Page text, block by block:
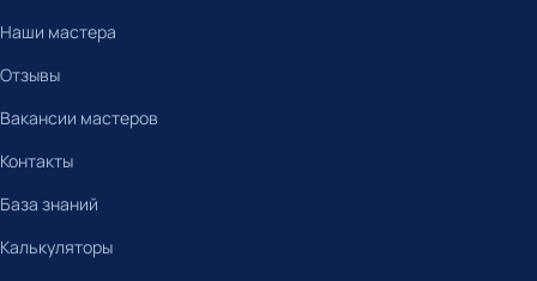
Наши мастера
Отзывы
Вакансии мастеров
Контакты
База знаний
Калькуляторы